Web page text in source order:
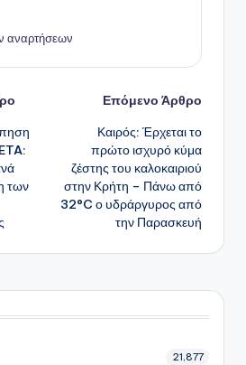
αναρτήσεων
των
Επόμενο Άρθρο
Καιρός: Έρχεται το
πρώτο ισχυρό κύμα
ζέστης του καλοκαιριού
στην Κρήτη – Πάνω από
32°C ο υδράργυρος από
την Παρασκευή
21,877